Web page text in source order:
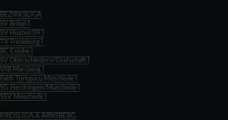
BEZIRKSLIGA
SV Brilon I
SV Hüsten 09 I
TV Fredeburg I
BC Eslohe I
SV Oberschledorn/Grafschaft I
VfB Marsberg I
Fatih Türkgücü Meschede I
SG Herdringen/Müschede I
SSV Meschede I
KREISLIGA A ARNSBERG